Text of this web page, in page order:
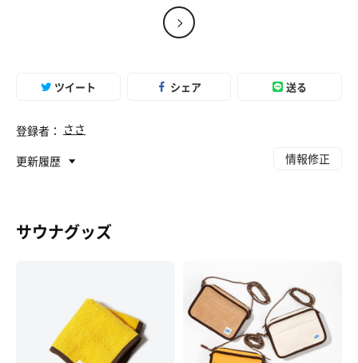
ツイート シェア 送る
登録者： ささ
更新履歴
情報修正
サウナグッズ